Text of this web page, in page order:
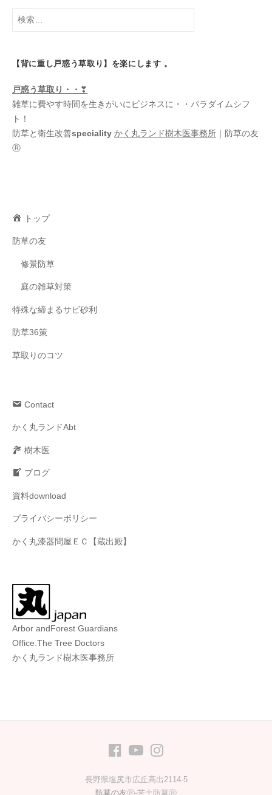
検
【背に重し戸惑う草取り】を楽にします 。
戸惑う 草取り・・ ❣
雑草に費やす時間を生きがいにビジネスに・・パラダイムシフ
ト！
防草と衛生改善speciality かく丸ランド樹木医事務所 ｜防草の友
Ⓡ
トップ
防草の友
修景防草
庭の雑草対策
特殊な締まるサビ砂利
防草36策
草取りのコツ
Contact
かく丸ランドAbt
樹木医
ブログ
資料download
プライバシーポリシー
かく丸漆器問屋ＥＣ【蔵出殿】
Arbor andForest Guardians
Office.The Tree Doctors
かく丸ランド樹木医事務所
FB youtubeInstagram
長野県塩尻市広丘高出2114-5
防草の友Ⓡ-苦土防草Ⓡ